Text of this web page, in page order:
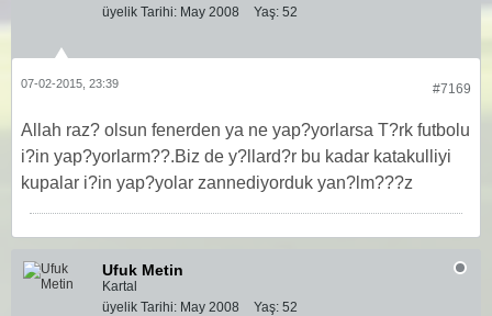
üyelik Tarihi: May 2008 Yaş: 52
#7169
07-02-2015, 23:39
Allah raz? olsun fenerden ya ne yap?yorlarsa T?rk futbolu
i?in yap?yorlarm??.Biz de y?llard?r bu kadar katakulliyi
kupalar i?in yap?yolar zannediyorduk yan?lm???z
Ufuk Metin
Kartal
üyelik Tarihi: May 2008 Yaş: 52